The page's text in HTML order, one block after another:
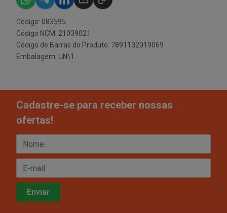
Código: 083595
Código NCM: 21039021
Código de Barras do Produto: 7891132019069
Embalagem: UN\1
Cadastre-se para receber nossas
ofertas!